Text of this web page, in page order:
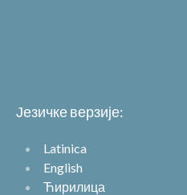
Језичке верзије:
Latinica
English
Ћирилица